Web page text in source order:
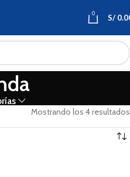
0 S/
Mostrando los 4 resultados